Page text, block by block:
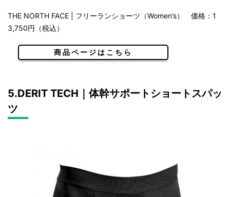
THE NORTH FACE | フリーランショーツ（Women’s） 価格：1
3,750円（税込）
商品ページはこちら
5.DERIT TECH｜体幹サポートショートスパッ
ツ